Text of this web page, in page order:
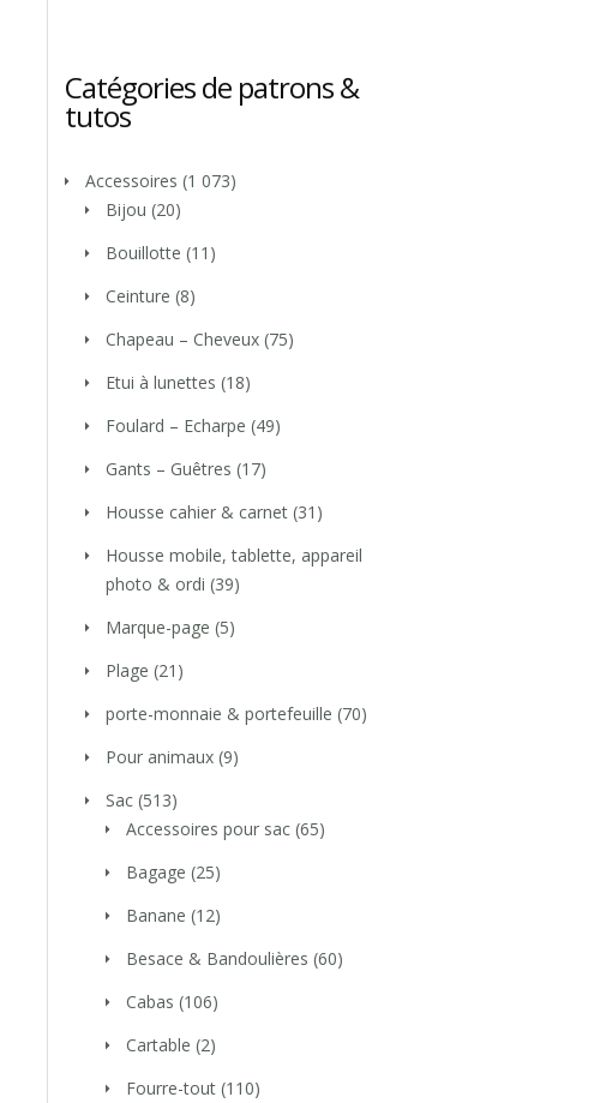
Catégories de patrons &
tutos
Accessoires (1 073)
Bijou (20)
Bouillotte (11)
Ceinture (8)
Chapeau – Cheveux (75)
Etui à lunettes (18)
Foulard – Echarpe (49)
Gants – Guêtres (17)
Housse cahier & carnet (31)
Housse mobile, tablette, appareil
photo & ordi (39)
Marque-page (5)
Plage (21)
porte-monnaie & portefeuille (70)
Pour animaux (9)
Sac (513)
Accessoires pour sac (65)
Bagage (25)
Banane (12)
Besace & Bandoulières (60)
Cabas (106)
Cartable (2)
Fourre-tout (110)